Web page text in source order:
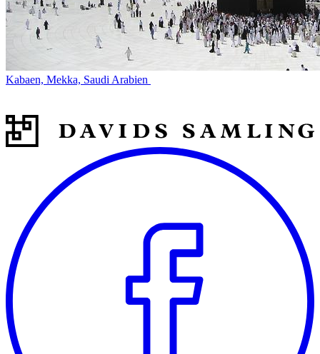
Kabaen, Mekka, Saudi Arabien